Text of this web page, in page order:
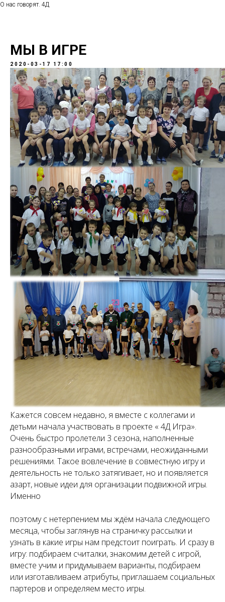
О нас говорят. 4Д
МЫ В ИГРЕ
2020-03-17 17:00
Кажется совсем недавно, я вместе с коллегами и
детьми начала участвовать в проекте « 4Д Игра».
Очень быстро пролетели 3 сезона, наполненные
разнообразными играми, встречами, неожиданными
решениями. Такое вовлечение в совместную игру и
деятельность не только затягивает, но и появляется
азарт, новые идеи для организации подвижной игры.
Именно
поэтому с нетерпением мы ждём начала следующего
месяца, чтобы заглянув на страничку рассылки и
узнать в какие игры нам предстоит поиграть. И сразу в
игру: подбираем считалки, знакомим детей с игрой,
вместе учим и придумываем варианты, подбираем
или изготавливаем атрибуты, приглашаем социальных
партеров и определяем место игры.